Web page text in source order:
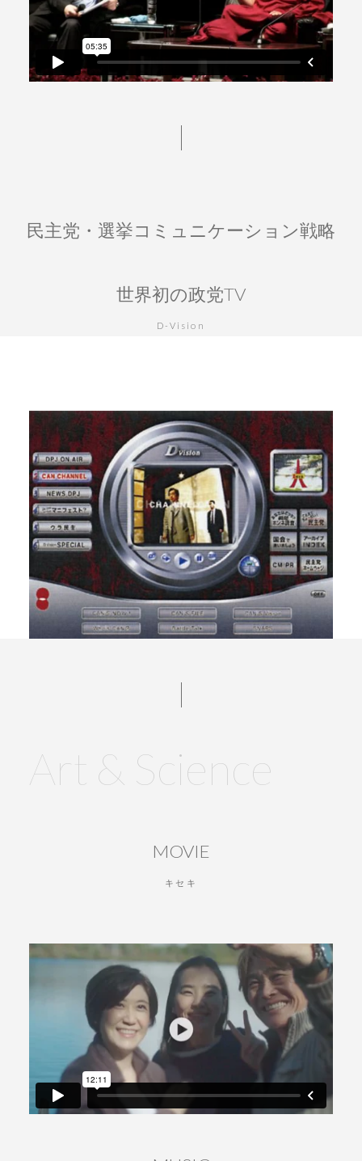
民主党・選挙コミュニケーション戦略
世界初の政党TV
D-Vision
Art & Science
MOVIE
キセキ